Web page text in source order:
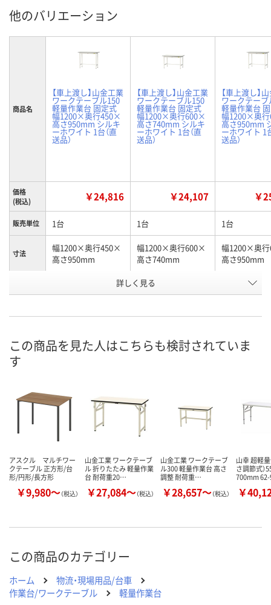
他のバリエーション
商品名
【車上渡し】山金工業
ワークテーブル150
軽量作業台 固定式
幅1200×奥行450×
高さ950mm シルキ
ーホワイト 1台（直
送品）
【車上渡し】山金工業
ワークテーブル150
軽量作業台 固定式
幅1200×奥行600×
高さ740mm シルキ
ーホワイト 1台（直
送品）
【車上渡し】
ワークテーブ
軽量作業台
幅1200×奥
高さ950mm
ーホワイト 1
送品）
価格
(税込)
￥24,816 ￥24,107 ￥
販売単位 1台 1台 1台
寸法
幅1200×奥行450×
高さ950mm
幅1200×奥行600×
高さ740mm
幅1200×奥
高さ950mm
X888277 X888549
8月25日（火）まで
カゴへ
詳しく見る
この商品を見た人はこちらも検討されていま
す
アスクル マルチワー
クテーブル 正方形/台
形/円形/長方形
￥9,980～（税込）
山金工業 ワークテーブ
ル 折りたたみ 軽量作業
台 耐荷重20…
￥27,084～（税込）
山金工業 ワークテーブ
ル300 軽量作業台 高さ
調整 耐荷重…
￥28,657～（税込）
山幸 超軽
さ調節式）
700mm
￥
この商品のカテゴリー
ホーム
物流・現場用品/台車
作業台/ワークテーブル
軽量作業台